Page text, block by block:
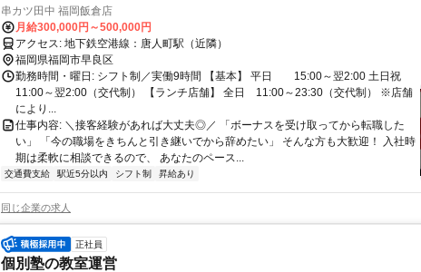
串カツ田中 福岡飯倉店
月給300,000円～500,000円
アクセス: 地下鉄空港線：唐人町駅（近隣）
福岡県福岡市早良区
勤務時間・曜日: シフト制／実働9時間 【基本】 平日 15:00～翌2:00 土日祝
11:00～翌2:00（交代制） 【ランチ店舗】 全日 11:00～23:30（交代制） ※店舗
により...
仕事内容: ＼接客経験があれば大丈夫◎／ 「ボーナスを受け取ってから転職した
い」 「今の職場をきちんと引き継いでから辞めたい」 そんな方も大歓迎！ 入社時
期は柔軟に相談できるので、 あなたのペース...
交通費支給 駅近5分以内 シフト制 昇給あり
同じ企業の求人
正社員
個別塾の教室運営